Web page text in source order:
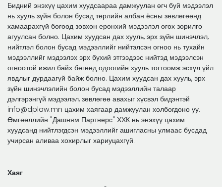
Бидний энэхүү цахим хуудсаараа дамжуулан өгч буй мэдээлэл
нь хууль зүйн болон бусад төрлийн албан ёсны зөвлөгөөнд
хамаарахгүй бөгөөд зөвхөн ерөнхий мэдээлэл өгөх зорилго
агуулсан болно. Цахим хуудсан дах хууль, эрх зүйн шинэчлэл,
нийтлэл болон бусад мэдээллийг нийтэлсэн огноо нь тухайн
мэдээллийг мэдээлэх эрх бүхий этгээдээс нийтэд мэдээлсэн
огноотой ижил байх бөгөөд одоогийн хууль тогтоомж эсхүл үйл
явдлыг дурдаагүй байж болно. Цахим хуудсан дах хууль, эрх
зүйн шинэчлэлийн болон бусад мэдээллийн талаар
дэлгэрэнгүй мэдээлэл, зөвлөгөө авахыг хүсвэл бидэнтэй
info@dplaw.mn цахим хаягаар дамжуулан холбогдоно уу.
Өмгөөллийн "Дашням Партнерс" ХХК нь энэхүү цахим
хуудсанд нийтлэгдсэн мэдээллийг ашигласны улмаас бусдад
учирсан аливаа хохирлыг хариуцахгүй.
Хаяг